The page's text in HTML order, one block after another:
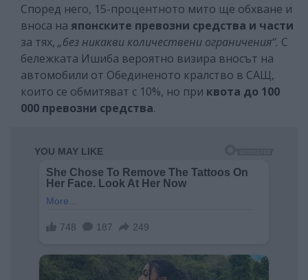
Според него, 15-процентното мито ще обхване и
вноса на японските превозни средства и части
за тях, „безникакви количествени ограничения“. С
бележката Ишиба вероятно визира вносът на
автомобили от Обединеното кралство в САЩ,
които се обмитяват с 10%, но при квота до 100
000 превозни средства.